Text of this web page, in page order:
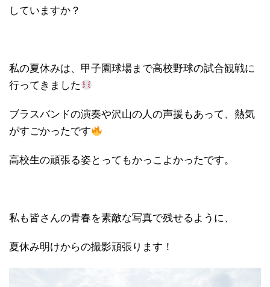
していますか？
私の夏休みは、甲子園球場まで高校野球の試合観戦に
行ってきました
ブラスバンドの演奏や沢山の人の声援もあって、熱気
がすごかったです
高校生の頑張る姿とってもかっこよかったです。
私も皆さんの青春を素敵な写真で残せるように、
夏休み明けからの撮影頑張ります！